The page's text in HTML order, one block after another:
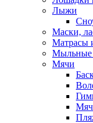
Лыжи
Маски,
Матрасы
Мыльные
Мячи